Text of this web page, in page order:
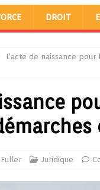
DROIT
L’acte de naissance
Juridique